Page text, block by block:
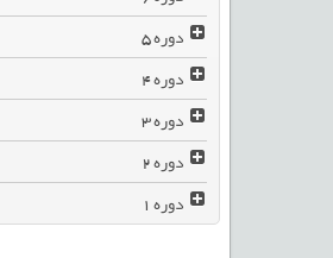
دوره
دوره
دوره
دوره
دوره